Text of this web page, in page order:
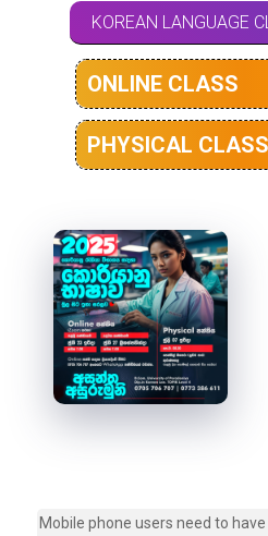
KOREAN LANGUAGE
ONLINE CLASS
PHYSICAL CLASS
Mobile phone users need to